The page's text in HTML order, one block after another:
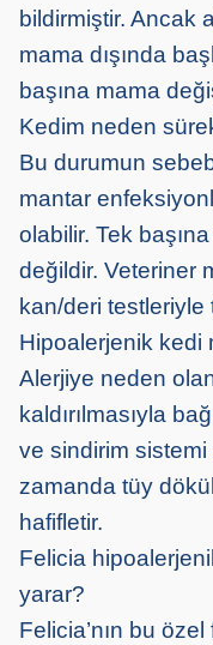
bildirmiştir. Ancak
mama dışında
başına mama
Kedim neden
Bu durumun
mantar
olabilir. Tek
değildir. Veteriner
kan/deri
Hipoalerjenik kedi
Alerjiye neden
kaldırılmasıyla
ve sindirim sistemi
zamanda tüy
hafifletir.
Felicia
yarar?
Felicia’nın bu